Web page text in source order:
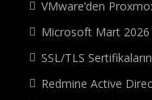
VMware’den
Microsoft Mart 2026
SSL/TLS
Redmine Active